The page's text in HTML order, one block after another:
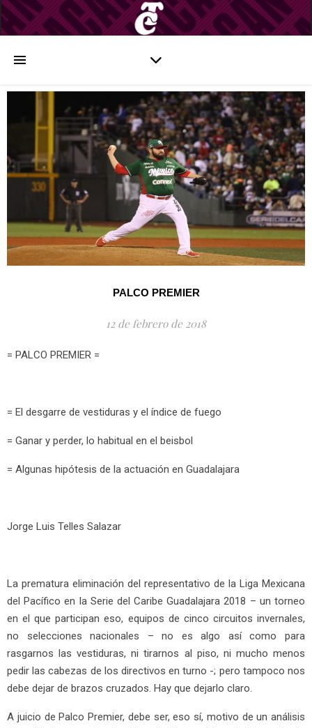
PALCO PREMIER
12 de febrero de 2018
= PALCO PREMIER =
= El desgarre de vestiduras y el índice de fuego
= Ganar y perder, lo habitual en el beisbol
= Algunas hipótesis de la actuación en Guadalajara
Jorge Luis Telles Salazar
La prematura eliminación del representativo de la Liga Mexicana
del Pacífico en la Serie del Caribe Guadalajara 2018 – un torneo
en el que participan eso, equipos de cinco circuitos invernales,
no selecciones nacionales – no es algo así como para
rasgarnos las vestiduras, ni tirarnos al piso, ni mucho menos
pedir las cabezas de los directivos en turno -; pero tampoco nos
debe dejar de brazos cruzados. Hay que dejarlo claro.
A juicio de Palco Premier, debe ser, eso sí, motivo de un análisis